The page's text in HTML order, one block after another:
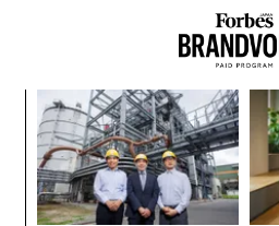
マラソンの魅力は大都市のみに
注目を集める大会では、さまざ
ワットの遺跡群、ケイマン諸島
線、野生動物が生息する南アフ
た具合だ。全力で走るか、景色
進むかは自由だ。